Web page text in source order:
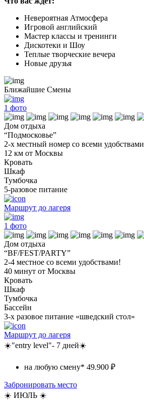
Невероятная Атмосфера
Игровой английский
Мастер классы и тренинги
Дискотеки и Шоу
Теплые творческие вечера
Новые друзья
Ближайшие Смены
1 фото
Дом отдыха
“Подмосковье”
2-х местный номер со всеми удобствами
12 км от Москвы
Кровать
Шкаф
Тумбочка
5-разовое питание
Маршрут до лагеря
1 фото
Дом отдыха
“BF/FEST/PARTY”
2-4 местное со всеми удобствами!
40 минут от Москвы
Кровать
Шкаф
Тумбочка
Бассейн
3-х разовое питание «шведский стол»
Маршрут до лагеря
☀️"entry level"- 7 дней☀️
на любую смену* 49.900 ₽
Забронировать место
☀️ ИЮЛЬ ☀️